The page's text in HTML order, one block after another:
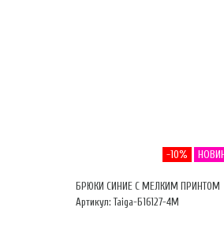
-10%
БРЮКИ СИНИЕ С МЕЛКИМ ПРИНТОМ
Артикул: Taiga-Б16127-4М